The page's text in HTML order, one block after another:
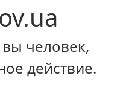
человек,
действие.